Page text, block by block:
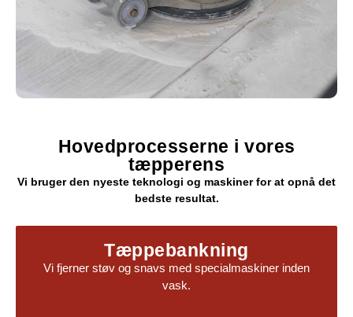
Hovedprocesserne i vores
tæpperens
Vi bruger den nyeste teknologi og maskiner for at opnå det
bedste resultat.
Tæppebankning
Vi fjerner støv og snavs med specialmaskiner inden
vask.